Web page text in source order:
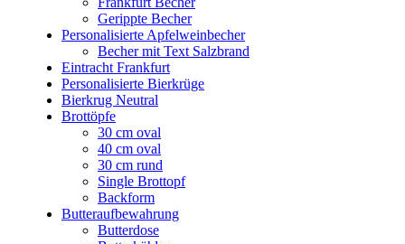
Gerippte Becher
Personalisierte Apfelweinbecher
Becher mit Text Salzbrand
Eintracht Frankfurt
Personalisierte Bierkrüge
Bierkrug Neutral
Brottöpfe
30 cm oval
40 cm oval
30 cm rund
Single Brottopf
Backform
Butteraufbewahrung
Butterdose